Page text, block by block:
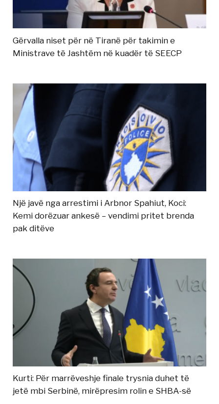
Gërvalla niset për në Tiranë për takimin e
Ministrave të Jashtëm në kuadër të SEECP
Një javë nga arrestimi i Arbnor Spahiut, Koci:
Kemi dorëzuar ankesë – vendimi pritet brenda
pak ditëve
Kurti: Për marrëveshje finale trysnia duhet të
jetë mbi Serbinë, mirëpresim rolin e SHBA-së